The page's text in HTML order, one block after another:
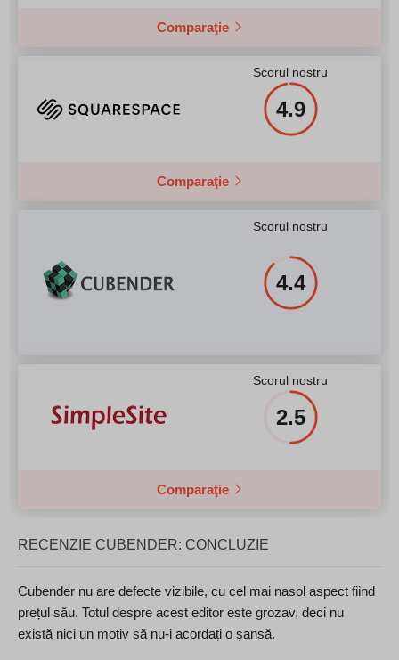
Comparaţie
Scorul nostru
4.9
Comparaţie
Scorul nostru
4.4
Scorul nostru
2.5
Comparaţie
RECENZIE CUBENDER: CONCLUZIE
Cubender nu are defecte vizibile, cu cel mai nasol aspect fiind
prețul său. Totul despre acest editor este grozav, deci nu
există nici un motiv să nu-i acordați o șansă.